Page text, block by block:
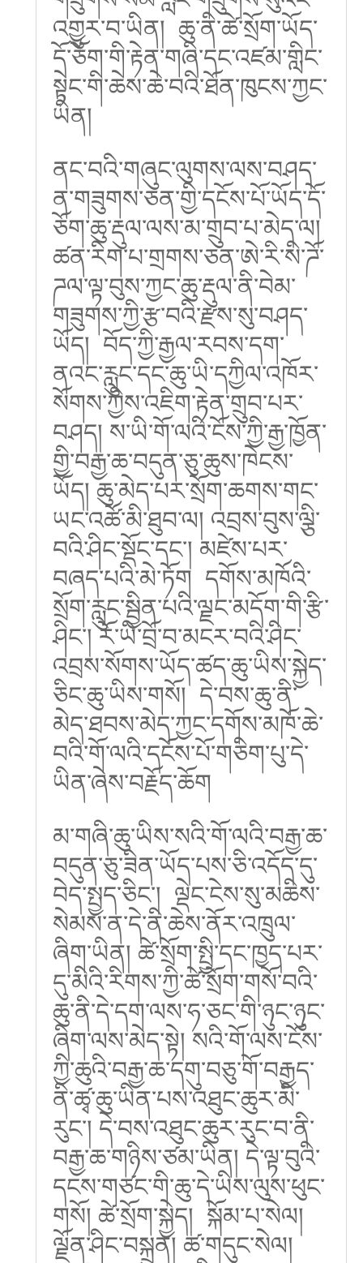
འགྱུར་བ་ཡིན། ཆུ་ནི་ཚེ་སྲོག་ཡོད་
དོ་ཅོག་གི་རྟེན་གཞི་དང་འཛམ་གླིང་
སྟེང་གི་ཆེས་ཆེ་བའི་ཐོན་ཁུངས་ཀྱང་
ཡིན།
ནང་བའི་གཞུང་ལུགས་ལས་བཤད་
ན་གཟུགས་ཅན་གྱི་དངོས་པོ་ཡོད་དོ་
ཅོག་ཆུ་རྡུལ་ལས་མ་གྲུབ་པ་མེད་ལ།
ཚན་རིག་པ་གྲགས་ཅན་ཨེ་རི་སི་ཌོ་
ཌལ་ལྟ་བུས་ཀྱང་ཆུ་རྡུལ་ནི་བེམ་
གཟུགས་ཀྱི་རྩ་བའི་རྫས་སུ་བཤད་
ཡོད། བོད་ཀྱི་རྒྱལ་རབས་དག་
ནའང་རླུང་དང་ཆུ་ཡི་དཀྱིལ་འཁོར་
སོགས་ཀྱིས་འཇིག་རྟེན་གྲུབ་པར་
བཤད། ས་ཡི་གོ་ལའི་ངོས་ཀྱི་རྒྱ་ཁྱོན་
གྱི་བརྒྱ་ཆ་བདུན་ཅུ་ཆུས་ཁེངས་
ཡོད། ཆུ་མེད་པར་སྲོག་ཆགས་གང་
ཡང་འཚོ་མི་ཐུབ་ལ། འབྲས་བུས་ལྕི་
བའི་ཤིང་སྡོང་དང་། མཛེས་པར་
བཞད་པའི་མེ་ཏོག དགོས་མཁོའི་
སྲོག་རླུང་སྦྱིན་པའི་ལྗང་མདོག་གི་རྩི་
ཤིང་། རོ་ཡི་བྲོ་བ་མངར་བའི་ཤིང་
འབྲས་སོགས་ཡོད་ཚད་ཆུ་ཡིས་སྐྱེད་
ཅིང་ཆུ་ཡིས་གསོ། དེ་བས་ཆུ་ནི་
མེད་ཐབས་མེད་ཀྱང་དགོས་མཁོ་ཆེ་
བའི་གོ་ལའི་དངོས་པོ་གཅིག་པུ་དེ་
ཡིན་ཞེས་བརྗོད་ཆོག
མ་གཞི་ཆུ་ཡིས་སའི་གོ་ལའི་བརྒྱ་ཆ་
བདུན་ཅུ་ཟིན་ཡོད་པས་ཅི་འདོད་དུ་
བེད་སྤྱད་ཅིང་། ལྡེང་ངེས་སུ་མཆིས་
སེམས་ན་དེ་ནི་ཆེས་ནོར་འཁྲུལ་
ཞིག་ཡིན། ཚེ་སྲོག་སྤྱི་དང་ཁྱད་པར་
དུ་མིའི་རིགས་ཀྱི་ཚེ་སྲོག་གསོ་བའི་
ཆུ་ནི་དེ་དག་ལས་ཧ་ཅང་གི་ཉུང་ཉུང་
ཞིག་ལས་མེད་སྟེ། སའི་གོ་ལས་ངོས་
ཀྱི་ཆུའི་བརྒྱ་ཆ་དགུ་བཅུ་གོ་བརྒྱད་
ནི་ཚྭ་ཆུ་ཡིན་པས་འཐུང་ཆུར་མི་
རུང་། དེ་བས་འཐུང་ཆུར་རུང་བ་ནི་
བརྒྱ་ཆ་གཉིས་ཙམ་ཡིན། དེ་ལྟ་བུའི་
དངས་གཙང་གི་ཆུ་དེ་ཡིས་ལུས་ཕུང་
གསོ། ཚེ་སྲོག་སྐྱེད། སྐོམ་པ་སེལ།
ལྗོན་ཤིང་བསྐྲུན། ཚ་གདུང་སེལ།